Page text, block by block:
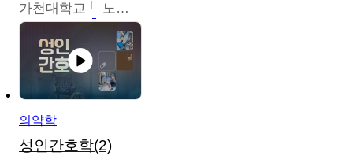
가천대학교 노원정
의약학
성인간호학(2)